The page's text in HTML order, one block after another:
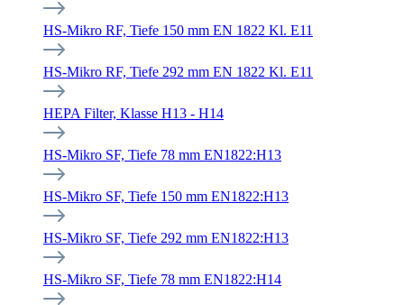
HS-Mikro RF, Tiefe 150 mm EN 1822 Kl. E11
HS-Mikro RF, Tiefe 292 mm EN 1822 Kl. E11
HEPA Filter, Klasse H13 - H14
HS-Mikro SF, Tiefe 78 mm EN1822:H13
HS-Mikro SF, Tiefe 150 mm EN1822:H13
HS-Mikro SF, Tiefe 292 mm EN1822:H13
HS-Mikro SF, Tiefe 78 mm EN1822:H14